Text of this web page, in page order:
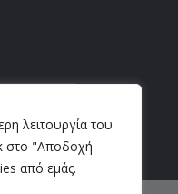
λειτουργία του
στο "Αποδοχή
από εμάς.